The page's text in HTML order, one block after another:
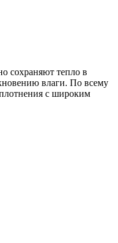
сохраняют тепло в
влаги. По всему
с широким